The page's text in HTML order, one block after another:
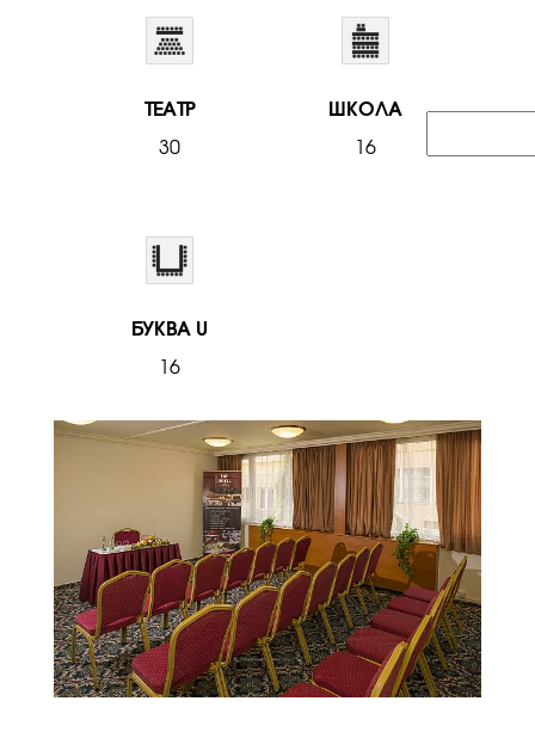
ТЕАТР
30
ШКОЛА
16
БУКВА U
16